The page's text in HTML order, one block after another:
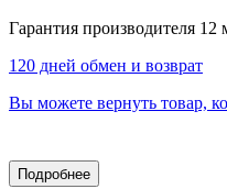
Гарантия производителя 12
120 дней обмен и возврат
Вы можете вернуть товар,
Подробнее